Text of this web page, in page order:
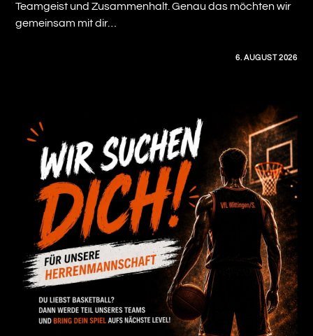
Teamgeist und Zusammenhalt. Genau das möchten wir
gemeinsam mit dir…
6. AUGUST 2026